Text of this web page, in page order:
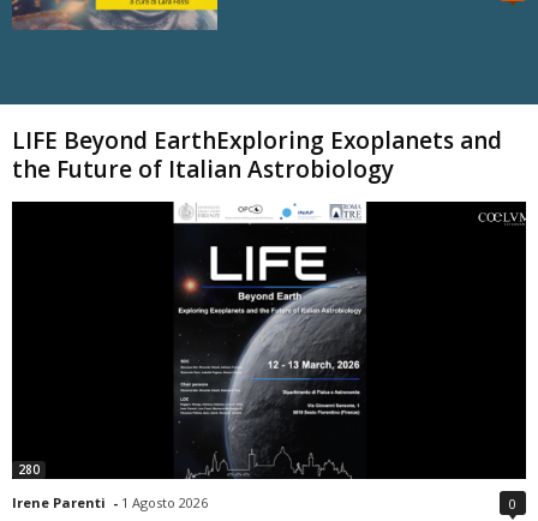
LIFE Beyond EarthExploring Exoplanets and
the Future of Italian Astrobiology
280
Irene Parenti - 1 Agosto 2026 0